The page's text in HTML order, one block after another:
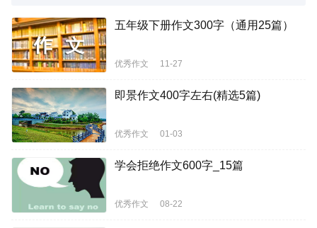
五年级下册作文300字（通用25篇）
优秀作文 11-27
即景作文400字左右(精选5篇)
优秀作文 01-03
学会拒绝作文600字_15篇
优秀作文 08-22